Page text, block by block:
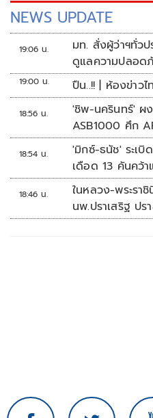
NEWS UPDATE
19:06 น.
มท. สั่งผู้ว่าฯทั่วป
ดูแลความปลอด
19:00 น. ปืน..!! | ห้องข่าว
18:56 น.
'ชิพ-นครินทร์' ผง
ASB1000 ศึก
18:54 น.
'มิกซ์-ธนัช' ระเบิ
เดือด 13 คันคว้
18:46 น.
ในหลวง-พระรา
นพ.ปราเสริฐ ปร